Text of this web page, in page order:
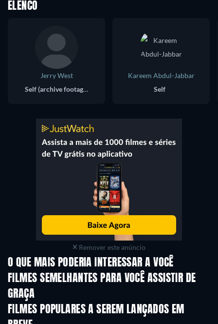
ELENCO
Jerry West
Self (archive footage)
Kareem Abdul-Jabbar
Self
Remover este anúncio
O QUE MAIS PODERIA INTERESSAR A VOCÊ
FILMES SEMELHANTES PARA VOCÊ ASSISTIR DE
GRAÇA
FILMES POPULARES A SEREM LANÇADOS EM